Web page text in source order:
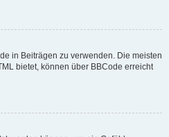
in Beiträgen zu verwenden. Die meisten
bietet, können über BBCode erreicht